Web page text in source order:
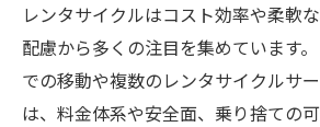
レンタサイクルはコスト効率や柔軟
配慮から多くの注目を集めています
での移動や複数のレンタサイクルサ
は、料金体系や安全面、乗り捨ての